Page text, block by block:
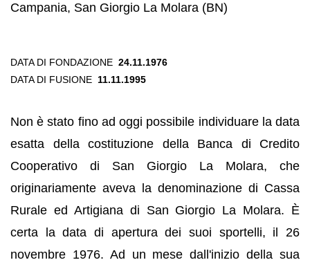
Campania, San Giorgio La Molara (BN)
DATA DI FONDAZIONE 24.11.1976
DATA DI FUSIONE 11.11.1995
Non è stato fino ad oggi possibile individuare la data
esatta della costituzione della Banca di Credito
Cooperativo di San Giorgio La Molara, che
originariamente aveva la denominazione di Cassa
Rurale ed Artigiana di San Giorgio La Molara. È
certa la data di apertura dei suoi sportelli, il 26
novembre 1976. Ad un mese dall'inizio della sua